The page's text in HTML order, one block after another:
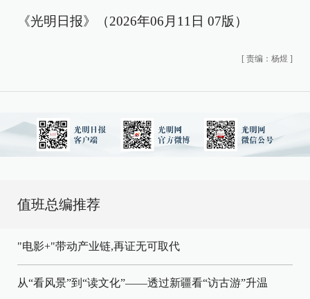
《光明日报》（2026年06月11日 07版）
[ 责编：杨煜 ]
值班总编推荐
"电影+"带动产业链,再证无可取代
从“看风景”到“读文化”——透过新疆看“访古游”升温